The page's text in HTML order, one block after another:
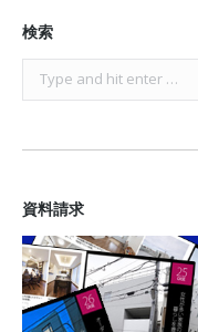
検索
Search:
資料請求